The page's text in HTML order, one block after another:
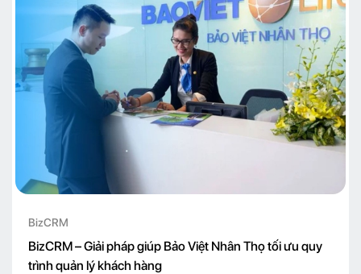
BizCRM
BizCRM – Giải pháp giúp Bảo Việt Nhân Thọ tối ưu quy
trình quản lý khách hàng